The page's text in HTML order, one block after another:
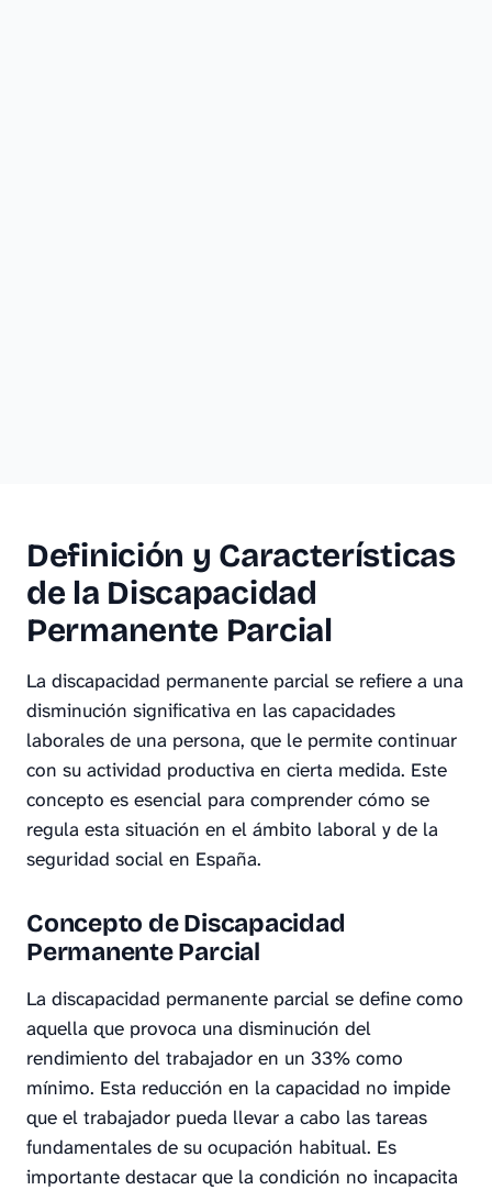
Definición y Características
de la Discapacidad
Permanente Parcial
La discapacidad permanente parcial se refiere a una
disminución significativa en las capacidades
laborales de una persona, que le permite continuar
con su actividad productiva en cierta medida. Este
concepto es esencial para comprender cómo se
regula esta situación en el ámbito laboral y de la
seguridad social en España.
Concepto de Discapacidad
Permanente Parcial
La discapacidad permanente parcial se define como
aquella que provoca una disminución del
rendimiento del trabajador en un 33% como
mínimo. Esta reducción en la capacidad no impide
que el trabajador pueda llevar a cabo las tareas
fundamentales de su ocupación habitual. Es
importante destacar que la condición no incapacita